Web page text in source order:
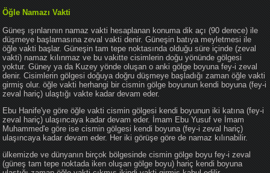
Öğle Namazı Vakti
Güneş ışınlarının namaz vakti hesaplanan konuma dik açı (90 derece) ile
düşmeye başlamasına zeval vakti denir. Güneşin batıya meyletmesi ile
öğle vakti başlar. Güneşin tam tepe noktasında olduğu süre içinde (zeval
vakti) namaz kılınmaz ve bu vakitte cisimlerin doğu yönünde gölgesi
yoktur. Güney ya da Kuzey yönde oluşan o anki gölge boyuna fey-i zeval
denir. Cisimlerin gölgesi doğuya doğru düşmeye başladığı zaman öğle vakti
girmiş olur. öğle vakti herhangi bir cismin gölge boyunun kendi boyuna (fey-i
zeval hariç) ulaştığı vakte kadar devam eder.
Ebu Hanife'ye göre öğle vakti cismin gölgesi kendi boyunun iki katına (fey-i
zeval hariç) ulaşıncaya kadar devam eder. İmam Ebu Yusuf ve İmam
Muhammed'e göre ise cismin gölgesi kendi boyuna (fey-i zeval hariç)
ulaşıncaya kadar devam eder. Her iki görüşe göre de namaz kılınabilir.
ülkemizde ve dünyanın birçok bölgesinde cismin gölge boyu fey-i zeval
(güneş tam tepe noktada iken oluşan gölge boyu) hariç kendi boyuna